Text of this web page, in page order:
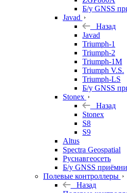
Б/у GNSS
Javad
Назад
Javad
Triumph-1
Triumph-2
Triumph-1M
Triumph V.S.
Triumph-LS
Б/у GNSS
Stonex
Назад
Stonex
S8
S9
Altus
Spectra Geospatial
Руснавгеосеть
Б/у GNSS
Полевые контроллеры
Назад